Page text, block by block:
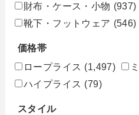
財布・ケース・小物 (937)
靴下・フットウェア (546)
価格帯
ロープライス (1,497)
ハイプライス (79)
スタイル